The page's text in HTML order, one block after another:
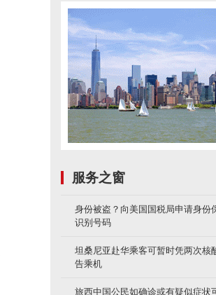
服务之窗
身份被盗？向美国国税局申请身份
识别号码
坦桑尼亚赴华乘客可暂时凭两次核
告乘机
旅西中国公民如确诊或有疑似症状